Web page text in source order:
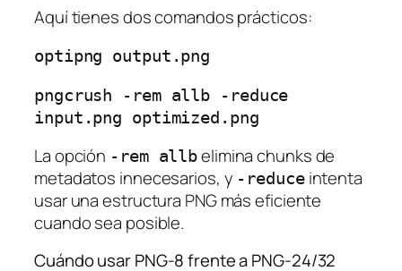
Aquí tienes dos comandos prácticos:
pngcrush -rem allb -reduce
La opción -rem allbelimina chunks de
metadatos innecesarios, y -reduceintenta
usar una estructura PNG más eficiente
cuando sea posible.
Cuándo usar PNG-8 frente a PNG-24/32